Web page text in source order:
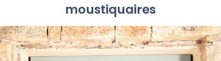
moustiquaires